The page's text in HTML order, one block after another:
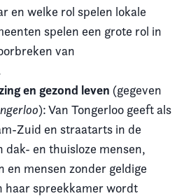
en welke rol spelen lokale
spelen een grote rol in
van
en gezond leven (gegeven
): Van Tongerloo geeft als
Zuid en straatarts in de
dak- en thuisloze mensen,
en mensen zonder geldige
haar spreekkamer wordt